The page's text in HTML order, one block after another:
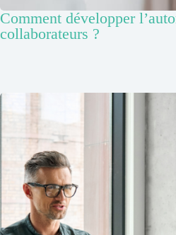
Comment développer
collaborateurs ?